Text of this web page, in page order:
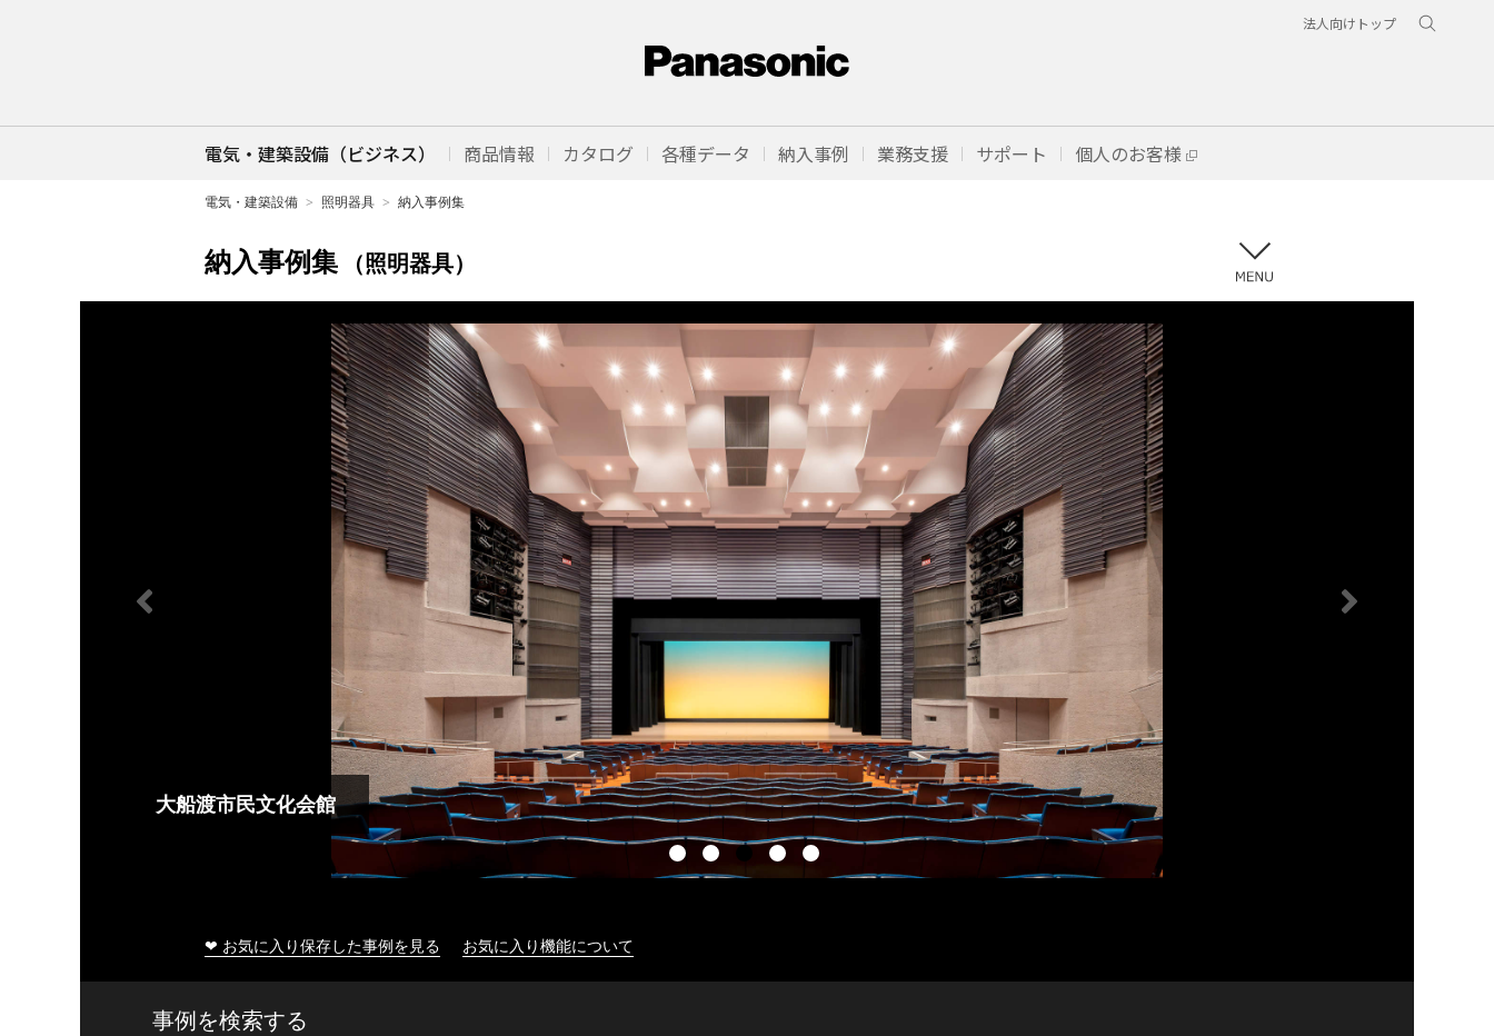
法人向けトップ
電気・建築設備（ビジネス） 商品情報 カタログ 各種データ 納入事例 業務支援 サポート 個人のお客様
電気・建築設備 照明器具 納入事例集
納入事例集 （照明器具）
大船渡市民文化会館
❤ お気に入り保存した事例を見る お気に入り機能について
事例を検索する